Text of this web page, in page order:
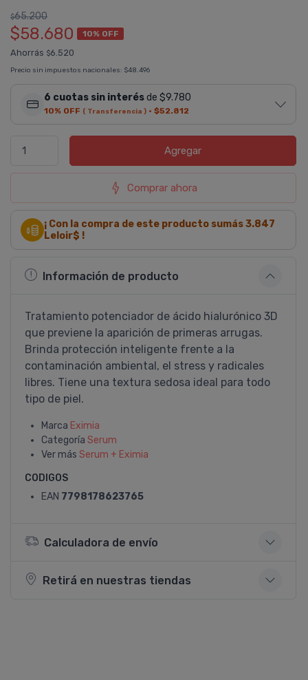
$65.200
$58.680 10% OFF
Ahorrás $6.520
Precio sin impuestos nacionales: $48.496
6 cuotas sin interésde $9.780
10% OFF ( Transferencia ) · $52.812
Agregar
Comprar ahora
¡ Con la compra de este producto sumás3.847
Leloir$ !
Información de producto
Tratamiento potenciador de ácido hialurónico 3D
que previene la aparición de primeras arrugas.
Brinda protección inteligente frente a la
contaminación ambiental, el stress y radicales
libres. Tiene una textura sedosa ideal para todo
tipo de piel.
Marca Eximia
Categoría Serum
Ver más Serum + Eximia
CODIGOS
EAN 7798178623765
Calculadora de envío
Retirá en nuestras tiendas